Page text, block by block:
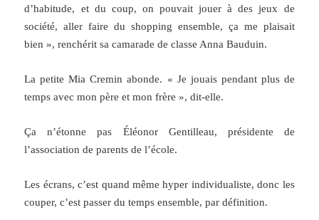
d’habitude, et du coup, on pouvait jouer à des jeux de
société, aller faire du shopping ensemble, ça me plaisait
bien », renchérit sa camarade de classe Anna Bauduin.
La petite Mia Cremin abonde. « Je jouais pendant plus de
temps avec mon père et mon frère », dit-elle.
Ça n’étonne pas Éléonor Gentilleau, présidente de
l’association de parents de l’école.
Les écrans, c’est quand même hyper individualiste, donc les
couper, c’est passer du temps ensemble, par définition.